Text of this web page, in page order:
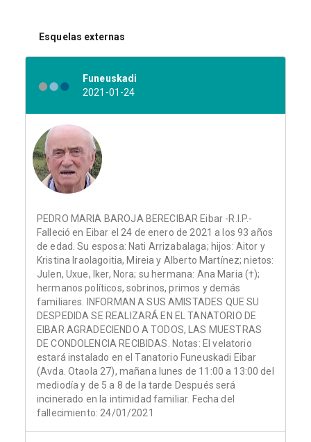
Esquelas externas
Funeuskadi
2021-01-24
PEDRO MARIA BAROJA BERECIBAR Eibar -R.I.P.-
Falleció en Eibar el 24 de enero de 2021 a los 93 años
de edad. Su esposa: Nati Arrizabalaga; hijos: Aitor y
Kristina Iraolagoitia, Mireia y Alberto Martínez; nietos:
Julen, Uxue, Iker, Nora; su hermana: Ana Maria (†);
hermanos políticos, sobrinos, primos y demás
familiares. INFORMAN A SUS AMISTADES QUE SU
DESPEDIDA SE REALIZARÁ EN EL TANATORIO DE
EIBAR AGRADECIENDO A TODOS, LAS MUESTRAS
DE CONDOLENCIA RECIBIDAS. Notas: El velatorio
estará instalado en el Tanatorio Funeuskadi Eibar
(Avda. Otaola 27), mañana lunes de 11:00 a 13:00 del
mediodía y de 5 a 8 de la tarde Después será
incinerado en la intimidad familiar. Fecha del
fallecimiento: 24/01/2021